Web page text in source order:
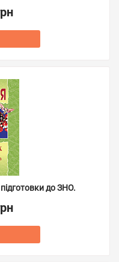
підготовки до ЗНО.